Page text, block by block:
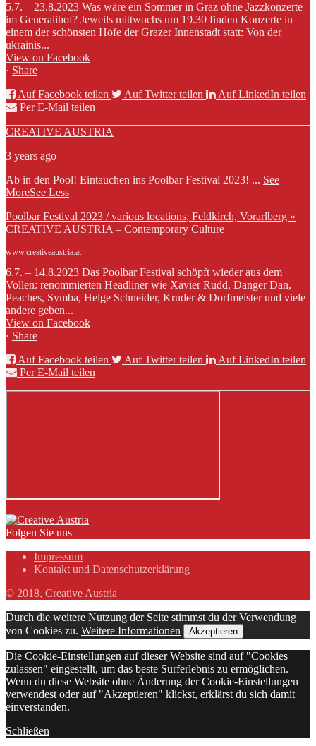
5.7. – 23.8.2023 Was wäre ein Sommer in Graz ohne Jazzkonzerte
im Generalihof? Jeweils mittwochs um 19.30 finden Konzerte in
einem der schönsten Höfe der Grazer Innenstadt statt: Von der
ukrainis...
View on Facebook
· Share
Auf Facebook teilen
Auf Twitter teilen
Auf LinkedIn teilen
Per E-Mail teilen
CREATIVE AUSTRIA
3 years ago
Ab in den Pool! Eintauchen ins Poolbar Festival 2023! ... See
MoreSee Less
Poolbar Festival 2023 / various locations, Feldkirch, Vorarlberg »
CREATIVE AUSTRIA – Contemporary Culture
www.creativeaustria.at
6.7. – 14.8.2023 Das Poolbar Festival schöpft wieder aus dem
Vollen: renommierten Headliner wie Xavier Rudd, Danger Dan,
Peaches, Symba, Helge Schneider, Kruder & Dorfmeister und viele
andere geben...
View on Facebook
· Share
Auf Facebook teilen
Auf Twitter teilen
Auf LinkedIn teilen
Per E-Mail teilen
Folgen Sie uns
Impressum
Kontakt und Datenschutzerklärung
© 2018, Creative Austria
Durch die weitere Nutzung der Seite stimmst du der Verwendung
von Cookies zu. Weitere Informationen Akzeptieren
Die Cookie-Einstellungen auf dieser Website sind auf "Cookies
zulassen" eingestellt, um das beste Surferlebnis zu ermöglichen.
Wenn du diese Website ohne Änderung der Cookie-Einstellungen
verwendest oder auf "Akzeptieren" klickst, erklärst du sich damit
einverstanden.
Schließen